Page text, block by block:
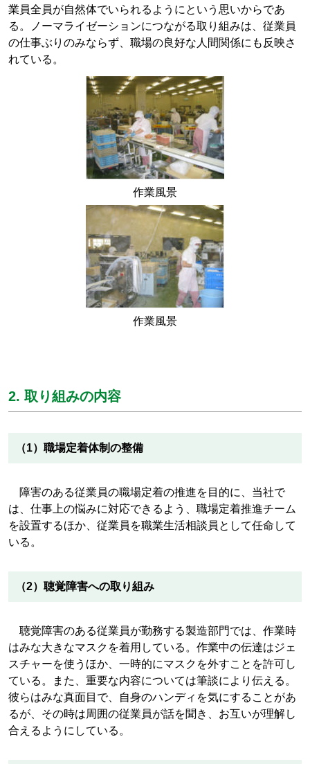
業員全員が自然体でいられるようにという思いからであ
る。ノーマライゼーションにつながる取り組みは、従業員
の仕事ぶりのみならず、職場の良好な人間関係にも反映さ
れている。
作業風景
作業風景
2. 取り組みの内容
（1）職場定着体制の整備
障害のある従業員の職場定着の推進を目的に、当社で
は、仕事上の悩みに対応できるよう、職場定着推進チーム
を設置するほか、従業員を職業生活相談員として任命して
いる。
（2）聴覚障害への取り組み
聴覚障害のある従業員が勤務する製造部門では、作業時
はみな大きなマスクを着用している。作業中の伝達はジェ
スチャーを使うほか、一時的にマスクを外すことを許可し
ている。また、重要な内容については筆談により伝える。
彼らはみな真面目で、自身のハンディを気にすることがあ
るが、その時は周囲の従業員が話を聞き、お互いが理解し
合えるようにしている。